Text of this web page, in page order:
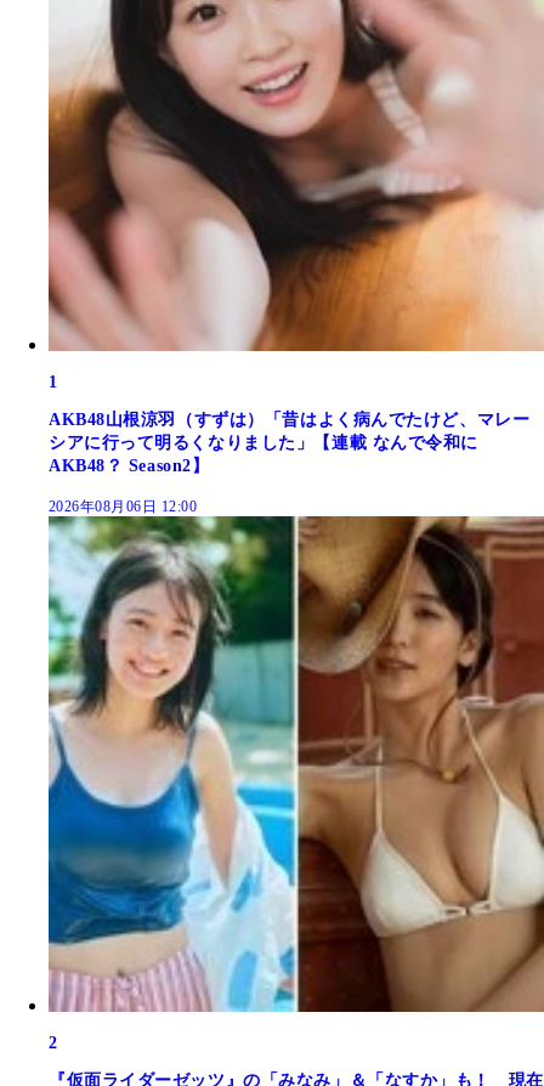
1
AKB48山根涼羽（すずは）「昔はよく病んでたけど、マレー
シアに行って明るくなりました」【連載 なんで令和に
AKB48？ Season2】
2026年08月06日 12:00
2
『仮面ライダーゼッツ』の「みなみ」＆「なすか」も！ 現在